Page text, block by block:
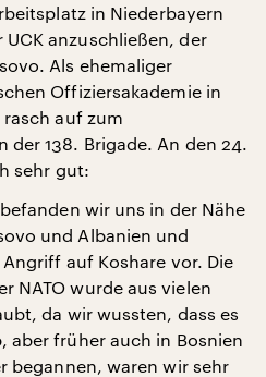
in Niederbayern
anzuschließen, der
Als ehemaliger
Offiziersakademie in
auf zum
der 138. Brigade. An den 24.
sehr gut:
wir uns in der Nähe
und Albanien und
auf Koshare vor. Die
NATO wurde aus vielen
da wir wussten, dass es
aber früher auch in Bosnien
begannen, waren wir sehr